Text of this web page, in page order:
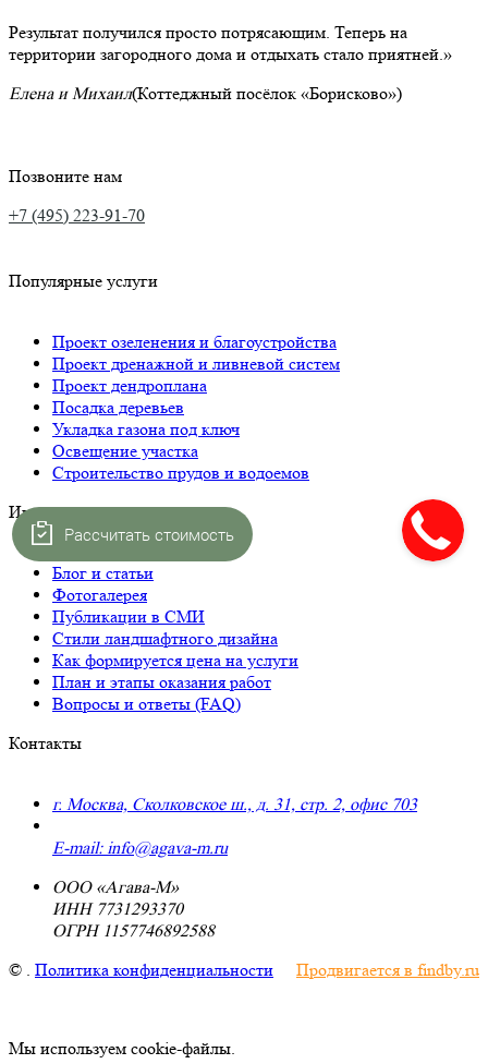
Результат получился просто потрясающим. Теперь на
территории загородного дома и отдыхать стало приятней.
Елена и Михаил(Коттеджный посёлок «Борисково»)
Позвоните нам
+7 (495) 223-91-70
Популярные услуги
Проект озеленения и благоустройства
Проект дренажной и ливневой систем
Проект дендроплана
Посадка деревьев
Укладка газона под ключ
Освещение участка
Строительство прудов и водоемов
Интересное
Блог и статьи
Фотогалерея
Публикации в СМИ
Стили ландшафтного дизайна
Как формируется цена на услуги
План и этапы оказания работ
Вопросы и ответы (FAQ)
Контакты
г. Москва, Сколковское ш., д. 31, стр. 2, офис 703
E-mail: info@agava-m.ru
ООО «Агава-М»
ИНН 7731293370
ОГРН 1157746892588
©
Политика конфиденциальности Продвигается в findby.ru
Мы используем cookie-файлы.
Рассчитать стоимость